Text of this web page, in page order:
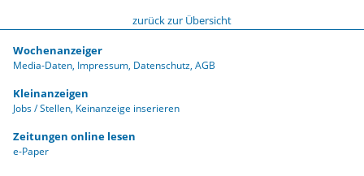
zurück zur Übersicht
Wochenanzeiger
Media-Daten Impressum Datenschutz AGB
Kleinanzeigen
Jobs / Stellen Keinanzeige inserieren
Zeitungen online lesen
e-Paper